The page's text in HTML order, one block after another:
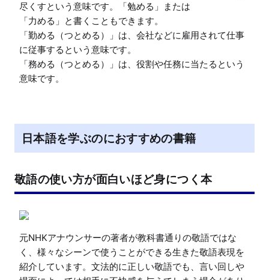
尽くすという意味です。「勉める」または
「力める」と書くこともできます。
「勤める（つとめる）」は、会社などに雇用されて仕事
に従事するという意味です。
「務める（つとめる）」は、役割や任務に当たるという
日本語を学ぶのにおすすめの書籍
敬語の使い方が面白いほど身につく本
元NHKアナウンサーの著者が教科書通りの敬語ではな
く、様々なシーンで使うことができる生きた敬語表現を
紹介しています。文法的に正しい敬語でも、言い回しや